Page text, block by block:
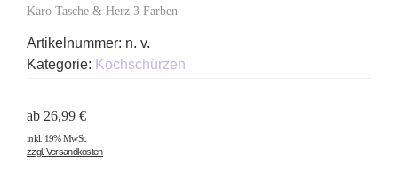
Karo Tasche & Herz 3 Farben
Artikelnummer: n. v.
Kategorie: Kochschürzen
ab 26,99 €
inkl. 19% MwSt.
zzgl. Versandkosten